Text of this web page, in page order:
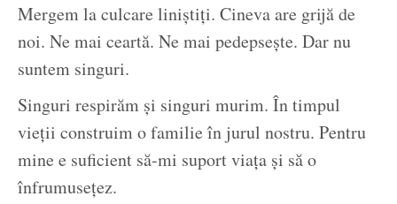
Mergem la culcare liniștiți. Cineva are grijă de
noi. Ne mai ceartă. Ne mai pedepsește. Dar nu
suntem singuri.
Singuri respirăm și singuri murim. În timpul
vieții construim o familie în jurul nostru. Pentru
mine e suficient să-mi suport viața și să o
înfrumusețez.